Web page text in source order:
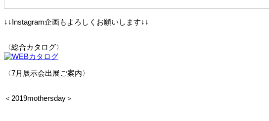
↓↓Instagram企画もよろしくお願いします↓↓
〈総合カタログ〉
〈7月展示会出展ご案内〉
＜2019mothersday＞